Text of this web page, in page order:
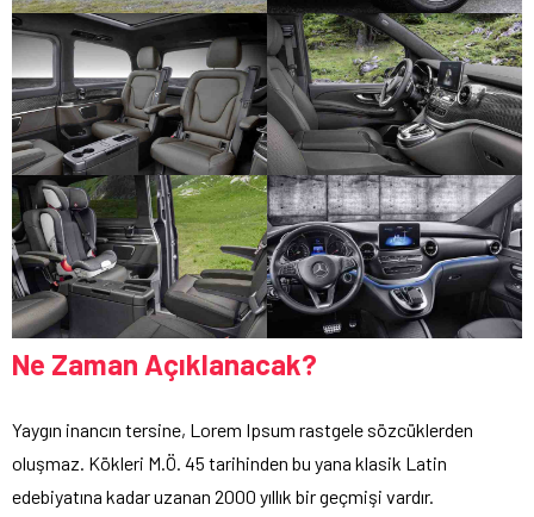
Ne Zaman Açıklanacak?
Yaygın inancın tersine, Lorem Ipsum rastgele sözcüklerden
oluşmaz. Kökleri M.Ö. 45 tarihinden bu yana klasik Latin
edebiyatına kadar uzanan 2000 yıllık bir geçmişi vardır.